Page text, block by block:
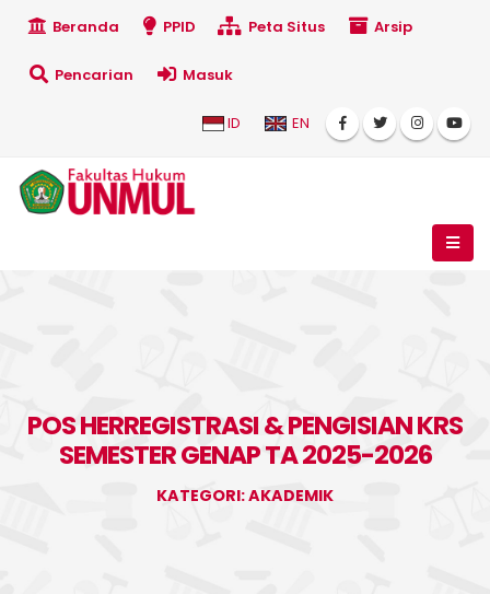
Beranda PPID Peta Situs Arsip
Pencarian Masuk
ID EN
POS HERREGISTRASI & PENGISIAN KRS
SEMESTER GENAP TA 2025-2026
KATEGORI: AKADEMIK